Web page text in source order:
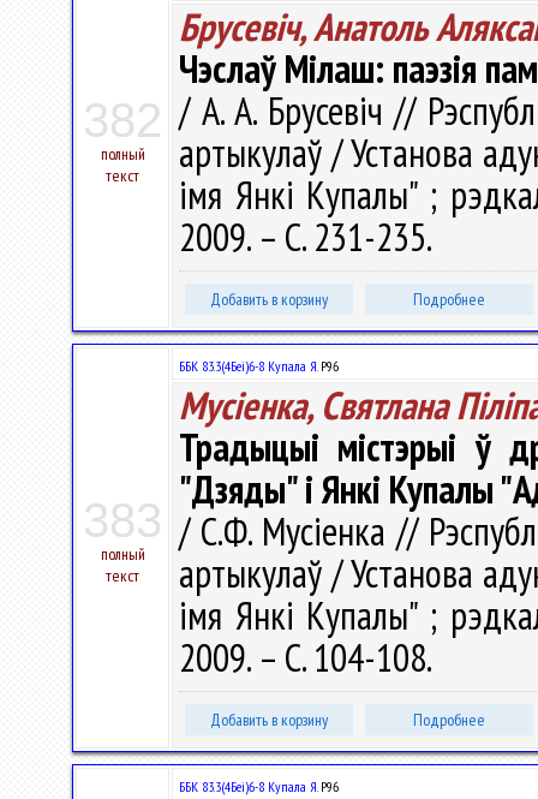
382
полный
текст
Брусевіч, Анатоль
Чэслаў Мілаш: паэзія
/ А. А. Брусевіч //
артыкулаў / Установа
імя Янкі Купалы" ;
2009. – С. 231-235.
Добавить в корзину Подробнее
383
полный
текст
ББК 83.3(4Беі)6-8 Купала Я.Р96
Мусіенка, Святлана
Традыцыі містэрыі ў
"Дзяды" і Янкі Купалы
/ С.Ф. Мусіенка //
артыкулаў / Установа
імя Янкі Купалы" ;
2009. – С. 104-108.
Добавить в корзину Подробнее
ББК 83.3(4Беі)6-8 Купала Я.Р96